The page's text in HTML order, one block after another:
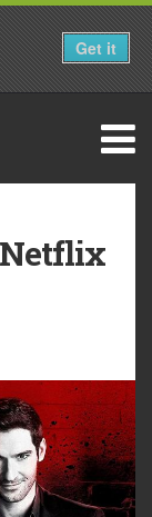
Netflix
Get it